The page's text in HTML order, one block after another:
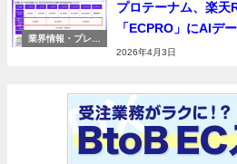
業界情報・プレス
プロテーナム、楽天
「ECPRO」にAIデ
2026年4月3日